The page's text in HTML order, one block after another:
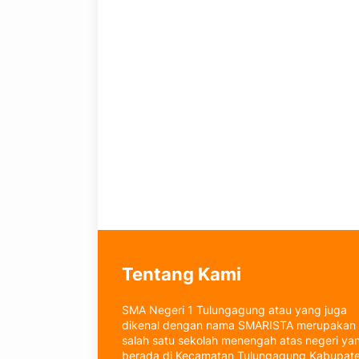
Tentang Kami
SMA Negeri 1 Tulungagung atau yang juga
dikenal dengan nama SMARISTA merupakan
salah satu sekolah menengah atas negeri
berada di Kecamatan Tulungagung